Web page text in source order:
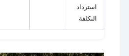
استرداد
التكلفة